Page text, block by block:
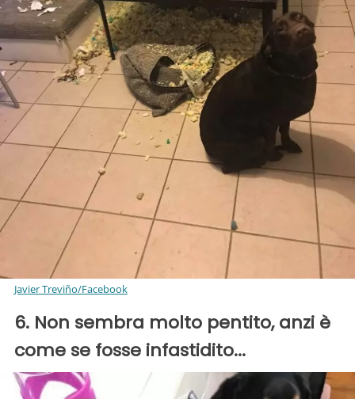
Javier Treviño/Facebook
6. Non sembra molto pentito, anzi è
come se fosse infastidito...